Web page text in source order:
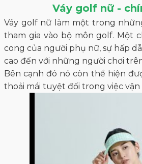
Váy golf nữ -
Váy golf nữ làm một trong
tham gia vào bộ môn golf. Một
cong của người phụ nữ, sự hấp
cao đến với những người chơi
Bên cạnh đó nó còn thể hiện
thoải mái tuyệt đối trong việc